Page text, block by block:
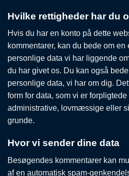
Hvilke rettigheder har du
Hvis du har en konto på dette
kommentarer, kan du bede om
personlige data vi har liggende
du har givet os. Du kan også
personlige data, vi har om dig.
form for data, som vi er
administrative, lovmæssige eller
grunde.
Hvor vi sender dine data
Besøgendes kommentarer kan
af en automatisk spam-